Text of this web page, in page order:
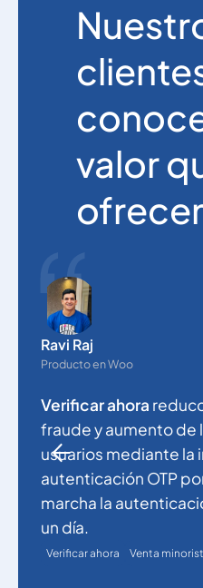
valor
Ravi Raj
Producto en Woo
Verificar ahora
fraude y aumento de
usuarios mediante
autenticación OTP
marcha la
un día.
Verificar ahora Venta